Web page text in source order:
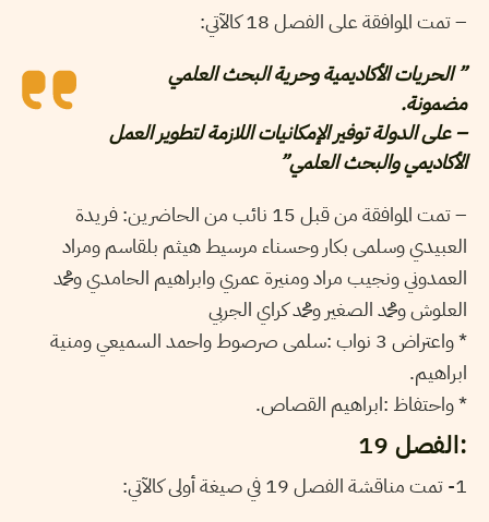
– تمت الموافقة على الفصل 18 كالآتي:
” الحريات الأكاديمية وحرية البحث العلمي
مضمونة.
– على الدولة توفير الإمكانيات اللازمة لتطوير العمل
الأكاديمي والبحث العلمي”
– تمت الموافقة من قبل 15 نائب من الحاضرين: فريدة
العبيدي وسلمى بكار وحسناء مرسيط هيثم بلقاسم ومراد
العمدوني ونجيب مراد ومنيرة عمري وابراهيم الحامدي ومحمد
العلوش ومحمد الصغير ومحمد كراي الجربي
* واعتراض 3 نواب :سلمى صرصوط واحمد السميعي ومنية
ابراهيم.
* واحتفاظ :ابراهيم القصاص.
:الفصل 19
1- تمت مناقشة الفصل 19 في صيغة أولى كالآتي: